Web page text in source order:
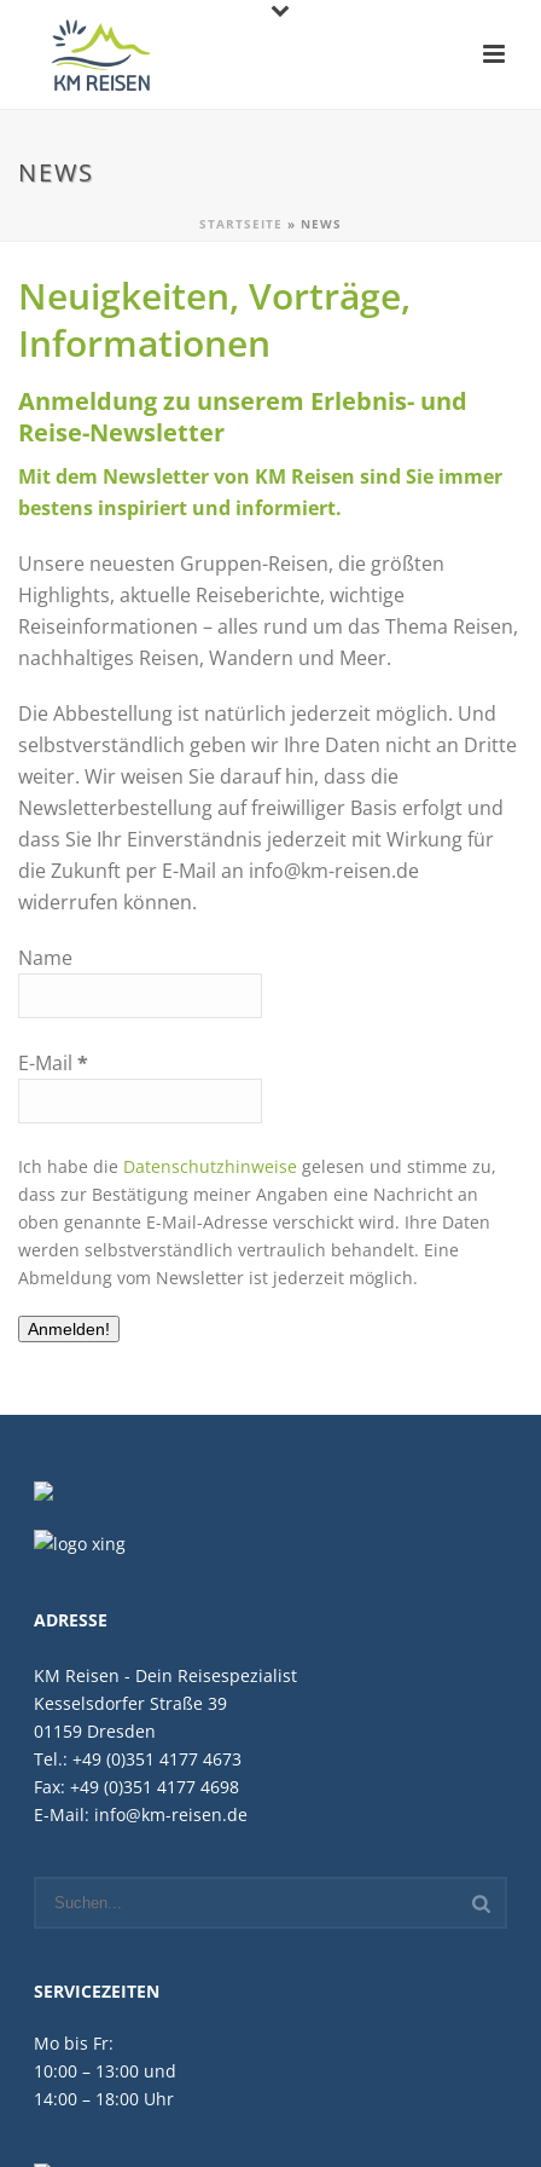
NEWS
STARTSEITE » NEWS
Neuigkeiten, Vorträge,
Informationen
Anmeldung zu unserem Erlebnis- und
Reise-Newsletter
Mit dem Newsletter von KM Reisen sind Sie immer
bestens inspiriert und informiert.
Unsere neuesten Gruppen-Reisen, die größten
Highlights, aktuelle Reiseberichte, wichtige
Reiseinformationen – alles rund um das Thema Reisen,
nachhaltiges Reisen, Wandern und Meer.
Die Abbestellung ist natürlich jederzeit möglich. Und
selbstverständlich geben wir Ihre Daten nicht an Dritte
weiter. Wir weisen Sie darauf hin, dass die
Newsletterbestellung auf freiwilliger Basis erfolgt und
dass Sie Ihr Einverständnis jederzeit mit Wirkung für
die Zukunft per E-Mail an info@km-reisen.de
widerrufen können.
Name
E-Mail *
Ich habe die Datenschutzhinweise gelesen und stimme zu,
dass zur Bestätigung meiner Angaben eine Nachricht an
oben genannte E-Mail-Adresse verschickt wird. Ihre Daten
werden selbstverständlich vertraulich behandelt. Eine
Abmeldung vom Newsletter ist jederzeit möglich.
ADRESSE
KM Reisen - Dein Reisespezialist
Kesselsdorfer Straße 39
01159 Dresden
Tel.: +49 (0)351 4177 4673
Fax: +49 (0)351 4177 4698
E-Mail: info@km-reisen.de
SERVICEZEITEN
Mo bis Fr:
10:00 – 13:00 und
14:00 – 18:00 Uhr